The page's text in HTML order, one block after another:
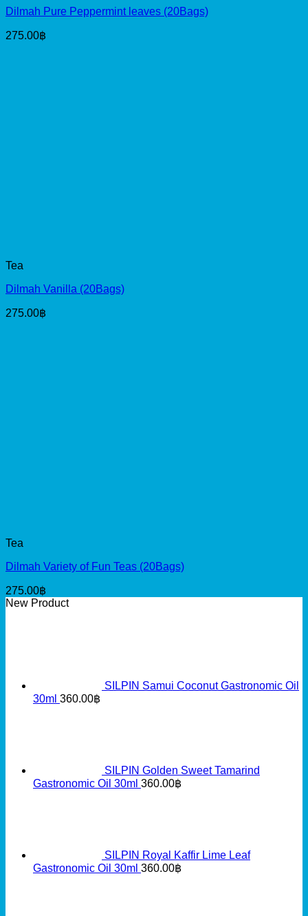
Dilmah Pure Peppermint leaves (20Bags)
275.00฿
Tea
Dilmah Vanilla (20Bags)
275.00฿
Tea
Dilmah Variety of Fun Teas (20Bags)
275.00฿
New Product
SILPIN Samui Coconut Gastronomic Oil
30ml 360.00฿
SILPIN Golden Sweet Tamarind
Gastronomic Oil 30ml 360.00฿
SILPIN Royal Kaffir Lime Leaf
Gastronomic Oil 30ml 360.00฿